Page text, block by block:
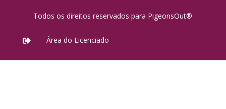
Todos os direitos reservados para PigeonsOut®
 Área do Licenciado